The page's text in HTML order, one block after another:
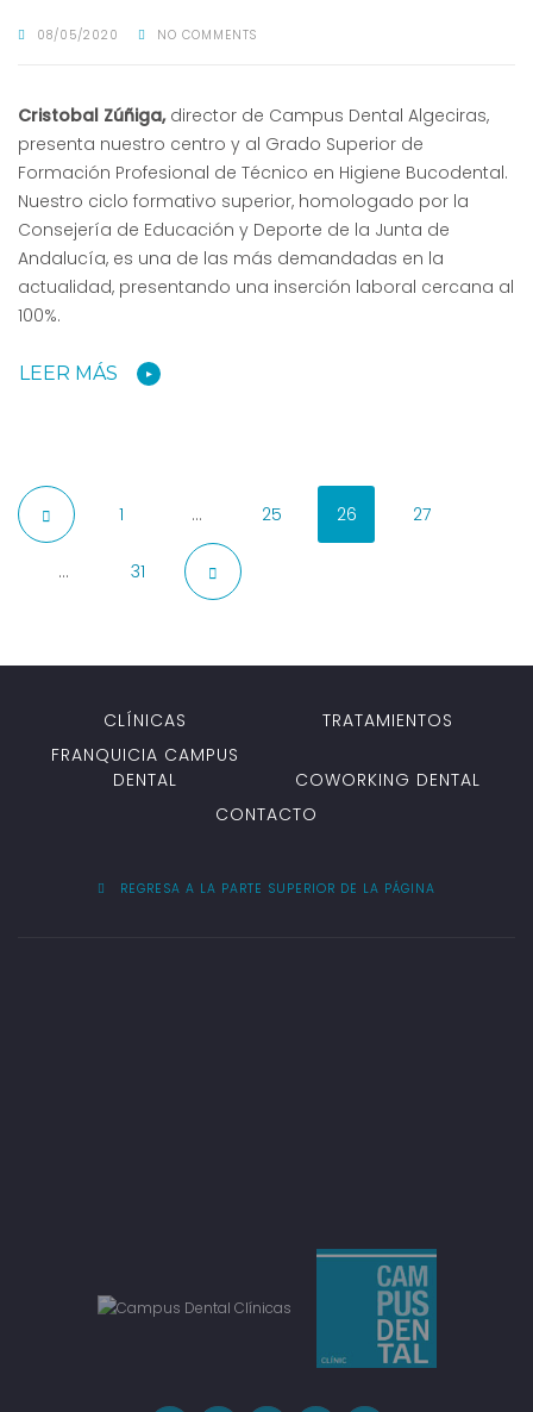
08/05/2020 NO COMMENTS
Cristobal Zúñiga,director de Campus Dental Algeciras,
presenta nuestro centro y al Grado Superior de
Formación Profesional de Técnico en Higiene Bucodental.
Nuestro ciclo formativo superior, homologado por la
Consejería de Educación y Deporte de la Junta de
Andalucía, es una de las más demandadas en la
actualidad, presentando una inserción laboral cercana al
100%.
LEER MÁS
1 … 25 26 27
… 31
CLÍNICAS
TRATAMIENTOS
FRANQUICIA CAMPUS
DENTAL
COWORKING DENTAL
CONTACTO
REGRESA A LA PARTE SUPERIOR DE LA PÁGINA